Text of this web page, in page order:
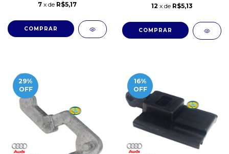
7 x de R$5,17
12 x de R$5,13
29%
OFF
16%
OFF